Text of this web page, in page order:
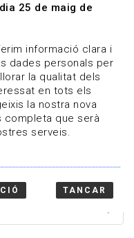
dia
del sector de la
25 de maig de
informació clara i
dades personals per
la qualitat dels
en tots els
la nostra nova
que serà
serveis.
TANCAR